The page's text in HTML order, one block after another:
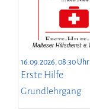
16.09.2026, 08:30 Uhr
Erste Hilfe
Grundlehrgang